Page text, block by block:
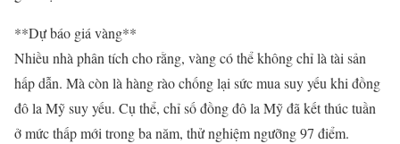
**Dự báo giá vàng**
Nhiều nhà phân tích cho rằng, vàng có thể không chỉ là tài sản
hấp dẫn. Mà còn là hàng rào chống lại sức mua suy yếu khi đồng
đô la Mỹ suy yếu. Cụ thể, chỉ số đồng đô la Mỹ đã kết thúc tuần
ở mức thấp mới trong ba năm, thử nghiệm ngưỡng 97 điểm.